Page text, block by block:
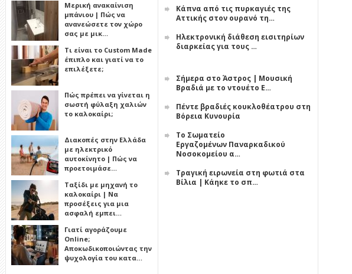
Μερική ανακαίνιση
μπάνιου | Πώς να
ανανεώσετε τον χώρο
σας με μικ…
Τι είναι το Custom Made
έπιπλο και γιατί να το
επιλέξετε;
Πώς πρέπει να γίνεται η
σωστή φύλαξη χαλιών
το καλοκαίρι;
Διακοπές στην Ελλάδα
με ηλεκτρικό
αυτοκίνητο | Πώς να
προετοιμάσε…
Ταξίδι με μηχανή το
καλοκαίρι | Να
προσέξεις για μια
ασφαλή εμπει…
Γιατί αγοράζουμε
Online;
Αποκωδικοποιώντας την
ψυχολογία του κατα…
Κάπνα από τις πυρκαγιές της
Αττικής στον ουρανό τη…
Ηλεκτρονική διάθεση εισιτηρίων
διαρκείας για τους …
Σήμερα στο Άστρος | Μουσική
Βραδιά με το ντουέτο Ε…
Πέντε βραδιές κουκλοθέατρου στη
Βόρεια Κυνουρία
Το Σωματείο
Εργαζομένων Παναρκαδικού
Νοσοκομείου α…
Τραγική ειρωνεία στη φωτιά στα
Βίλια | Κάηκε το σπ…